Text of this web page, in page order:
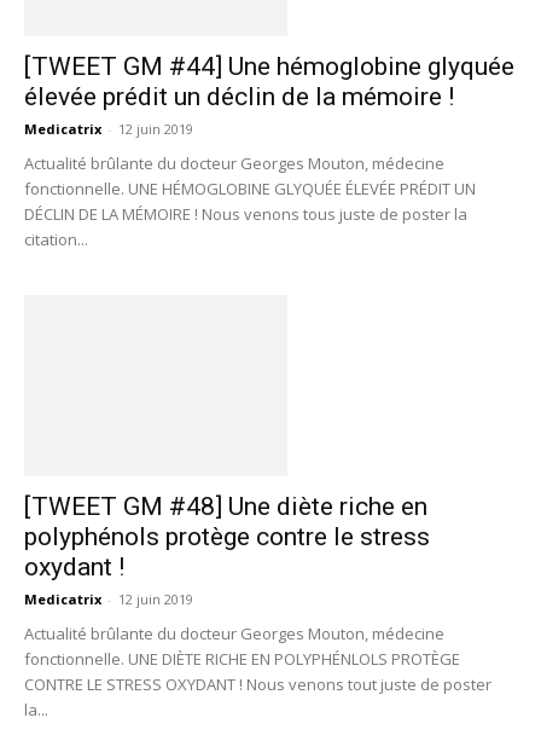
[TWEET GM #44] Une hémoglobine glyquée
élevée prédit un déclin de la mémoire !
Medicatrix - 12 juin 2019
Actualité brûlante du docteur Georges Mouton, médecine
fonctionnelle. UNE HÉMOGLOBINE GLYQUÉE ÉLEVÉE PRÉDIT UN
DÉCLIN DE LA MÉMOIRE ! Nous venons tous juste de poster la
citation...
[TWEET GM #48] Une diète riche en
polyphénols protège contre le stress
oxydant !
Medicatrix - 12 juin 2019
Actualité brûlante du docteur Georges Mouton, médecine
fonctionnelle. UNE DIÈTE RICHE EN POLYPHÉNLOLS PROTÈGE
CONTRE LE STRESS OXYDANT ! Nous venons tout juste de poster
la...